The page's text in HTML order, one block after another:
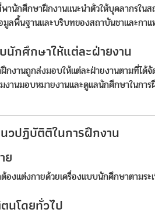
พานักศึกษาฝึกงานแนะนำตัวให้บุคลากรใน
มูลพื้นฐานและบริบทของสถาบันชาและกา
นักศึกษาให้แต่ละฝ่ายงาน
กงานถูกส่งมอบให้แต่ละฝ่ายงานตามที่ได้จั
งานมอบหมายงานและดูแลนักศึกษาในกา
วปฏิบัติติในการฝึกงาน
ย
องแต่งกายด้วยเครื่องแบบนักศึกษาตามระ
นโดยทั่วไป